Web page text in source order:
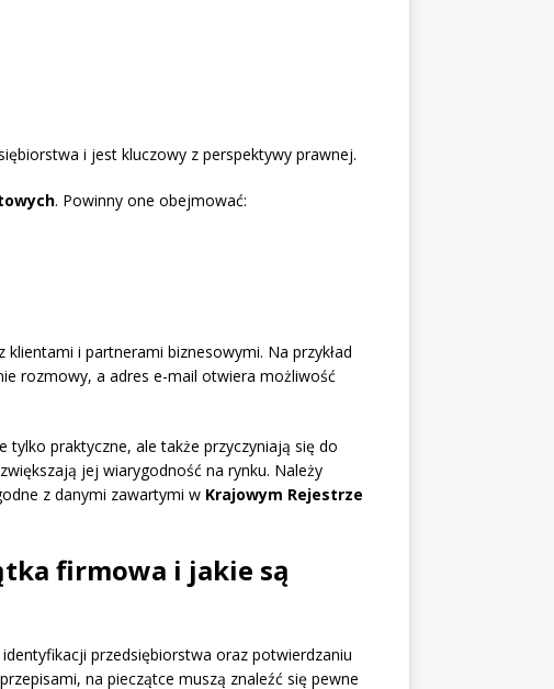
i jest kluczowy z perspektywy prawnej.
. Powinny one obejmować:
i partnerami biznesowymi. Na przykład
rozmowy, a adres e-mail otwiera możliwość
tylko praktyczne, ale także przyczyniają się do
jej wiarygodność na rynku. Należy
z danymi zawartymi w Krajowym Rejestrze
firmowa i jakie są
przedsiębiorstwa oraz potwierdzaniu
na pieczątce muszą znaleźć się pewne